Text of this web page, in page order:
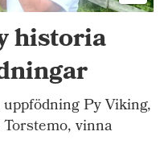
historia
Py Viking,
vinna